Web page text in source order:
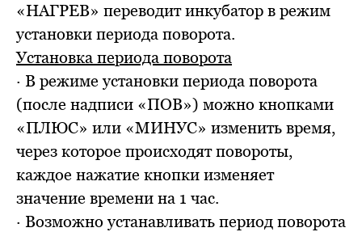
«НАГРЕВ» переводит инкубатор в режим
установки периода поворота.
Установка периода поворота
· В режиме установки периода поворота
(после надписи «ПОВ») можно кнопками
«ПЛЮС» или «МИНУС» изменить время,
через которое происходят повороты,
каждое нажатие кнопки изменяет
значение времени на 1 час.
· Возможно устанавливать период поворота